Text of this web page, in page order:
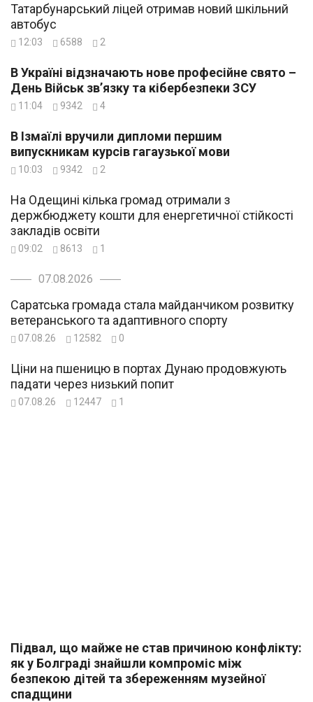
Татарбунарський ліцей отримав новий шкільний
автобус
12:03 6588 2
В Україні відзначають нове професійне свято –
День Військ зв’язку та кібербезпеки ЗСУ
11:04 9342 4
В Ізмаїлі вручили дипломи першим
випускникам курсів гагаузької мови
10:03 9342 2
На Одещині кілька громад отримали з
держбюджету кошти для енергетичної стійкості
закладів освіти
09:02 8613 1
07.08.2026
Саратська громада стала майданчиком розвитку
ветеранського та адаптивного спорту
07.08.26 12582 0
Ціни на пшеницю в портах Дунаю продовжують
падати через низький попит
07.08.26 12447 1
Підвал, що майже не став причиною конфлікту:
як у Болграді знайшли компроміс між
безпекою дітей та збереженням музейної
спадщини